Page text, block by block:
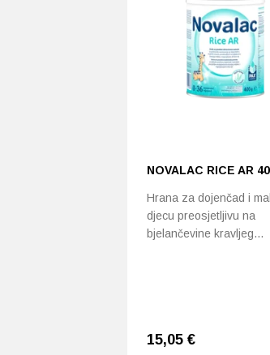
NOVALAC RICE AR
Hrana za dojenčad i
djecu preosjetljivu na
bjelančevine kravljeg…
15,05 €